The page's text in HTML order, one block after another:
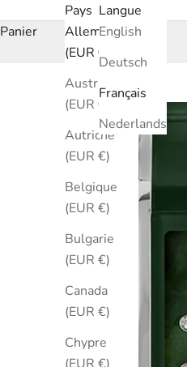
Pays
Allemagne
(EUR €)
Australie
(EUR €)
Autriche
(EUR €)
Belgique
(EUR €)
Bulgarie
(EUR €)
Canada
(EUR €)
Chypre
Langue
English
Deutsch
Français
Nederlands
Panier